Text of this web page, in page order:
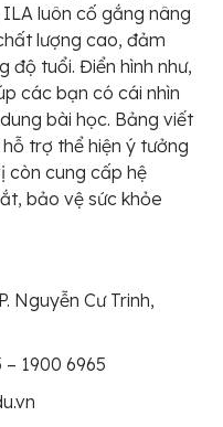
luôn cố gắng nâng
lượng cao, đảm
độ tuổi. Điển hình như,
các bạn có cái nhìn
bài học. Bảng viết
trợ thể hiện ý tưởng
còn cung cấp hệ
bảo vệ sức khỏe
Nguyễn Cư Trinh,
1900 6965